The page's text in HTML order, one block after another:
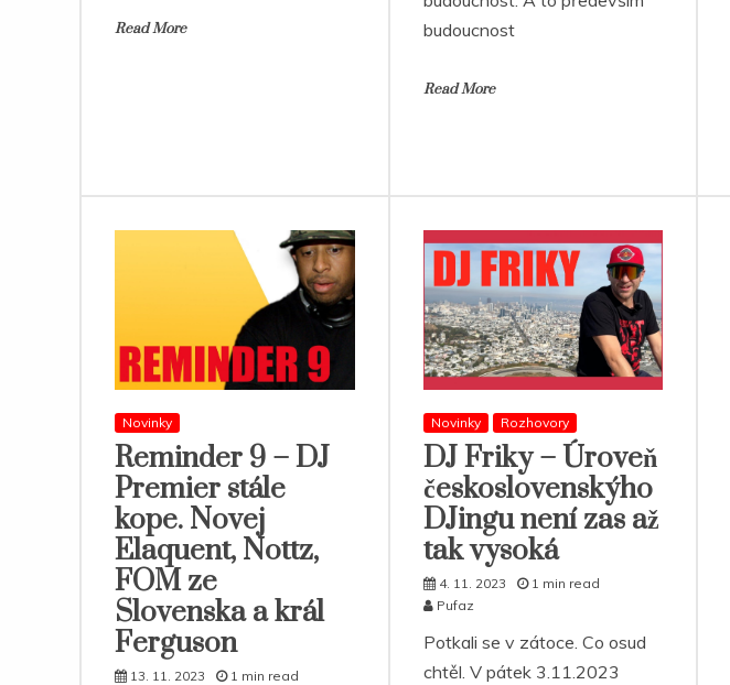
Read More
budoucnost
Read More
Novinky
Reminder 9 – DJ
Premier stále
kope. Novej
Elaquent, Nottz,
FOM ze
Slovenska a král
Ferguson
13. 11. 2023
1 min read
Novinky Rozhovory
DJ Friky – Úroveň
československýho
DJingu není zas až
tak vysoká
4. 11. 2023
1 min read
Pufaz
Potkali se v zátoce. Co osud
chtěl. V pátek 3.11.2023